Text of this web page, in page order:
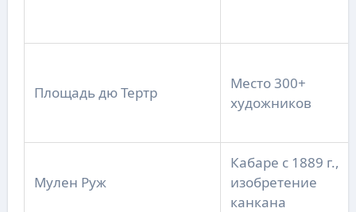
Площадь дю Тертр
Место 300+
художников
Мулен Руж
Кабаре с 1889 г.,
изобретение
канкана